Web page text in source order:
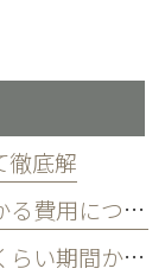
徹底解
■歯医者の「歯石取り」とは？かかる費用について
歯医者の虫歯治療はだいたいどのくらい期間かかる？